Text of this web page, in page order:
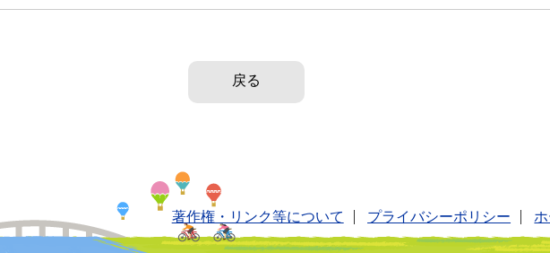
戻る
著作権・リンク等について プライバシーポリシー